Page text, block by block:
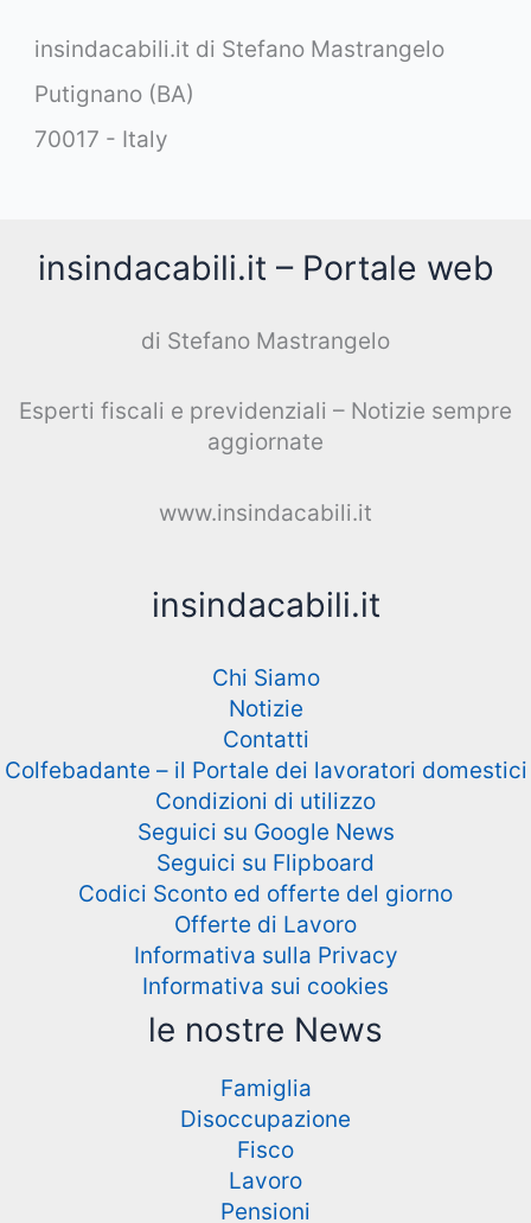
insindacabili.it di Stefano Mastrangelo
Putignano (BA)
70017 - Italy
insindacabili.it – Portale web
di Stefano Mastrangelo
Esperti fiscali e previdenziali – Notizie sempre
aggiornate
www.insindacabili.it
insindacabili.it
Chi Siamo
Notizie
Contatti
Colfebadante – il Portale dei lavoratori domestici
Condizioni di utilizzo
Seguici su Google News
Seguici su Flipboard
Codici Sconto ed offerte del giorno
Offerte di Lavoro
Informativa sulla Privacy
Informativa sui cookies
le nostre News
Famiglia
Disoccupazione
Fisco
Lavoro
Pensioni